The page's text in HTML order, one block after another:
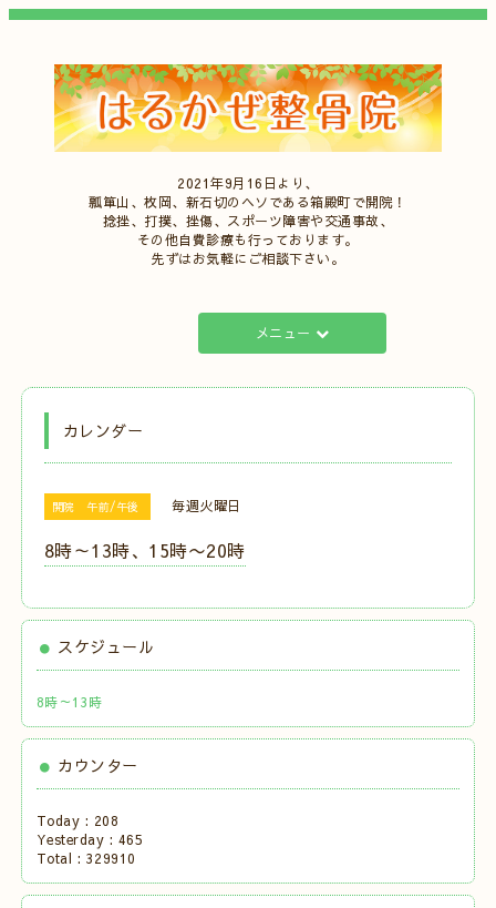
2021年9月16日より、
瓢箪山、枚岡、新石切のヘソである箱殿町で開院！
捻挫、打撲、挫傷、スポーツ障害や交通事故、
その他自費診療も行っております。
先ずはお気軽にご相談下さい。
メニュー
カレンダー
開院 午前/午後 毎週火曜日
8時～13時、15時〜20時
スケジュール
8時～13時
カウンター
Today : 208
Yesterday : 465
Total : 329910